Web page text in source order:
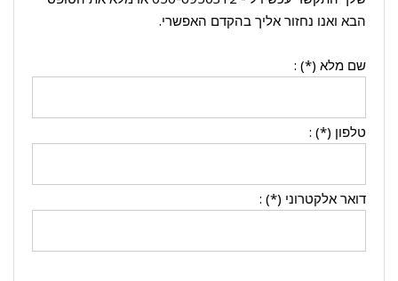
הבא ואנו נחזור אליך בהקדם האפשרי.
שם מלא (*) :
טלפון (*) :
דואר אלקטרוני (*) :